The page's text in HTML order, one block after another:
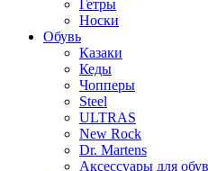
Гетры
Носки
Обувь
Казаки
Кеды
Чопперы
Steel
ULTRAS
New Rock
Dr. Martens
Аксессуары для